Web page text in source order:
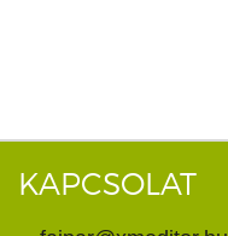
KAPCSOLAT